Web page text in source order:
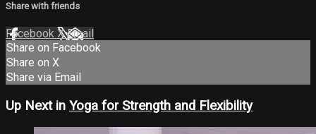
Share with friends
Facebook XEmail
Share on Facebook
Share on X
Share via Email
Up Next in Yoga for Strength and Flexibility